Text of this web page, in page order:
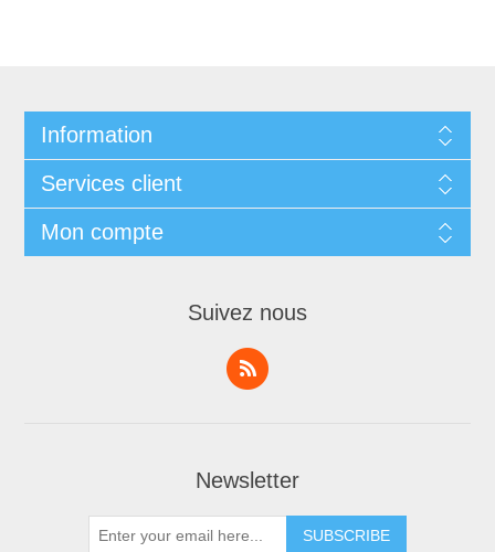
Information
Services client
Mon compte
Suivez nous
Newsletter